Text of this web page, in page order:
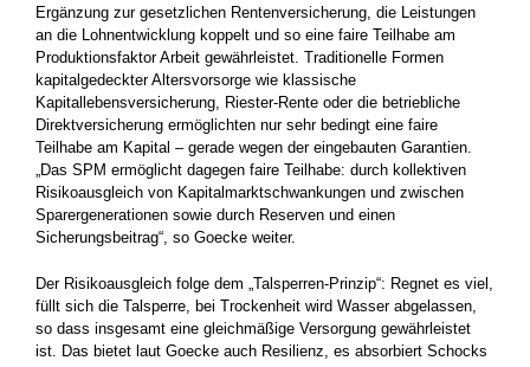
Ergänzung zur gesetzlichen Rentenversicherung, die Leistungen
an die Lohnentwicklung koppelt und so eine faire Teilhabe am
Produktionsfaktor Arbeit gewährleistet. Traditionelle Formen
kapitalgedeckter Altersvorsorge wie klassische
Kapitallebensversicherung, Riester-Rente oder die betriebliche
Direktversicherung ermöglichten nur sehr bedingt eine faire
Teilhabe am Kapital – gerade wegen der eingebauten Garantien.
„Das SPM ermöglicht dagegen faire Teilhabe: durch kollektiven
Risikoausgleich von Kapitalmarktschwankungen und zwischen
Sparergenerationen sowie durch Reserven und einen
Sicherungsbeitrag“, so Goecke weiter.
Der Risikoausgleich folge dem „Talsperren-Prinzip“: Regnet es viel,
füllt sich die Talsperre, bei Trockenheit wird Wasser abgelassen,
so dass insgesamt eine gleichmäßige Versorgung gewährleistet
ist. Das bietet laut Goecke auch Resilienz, es absorbiert Schocks